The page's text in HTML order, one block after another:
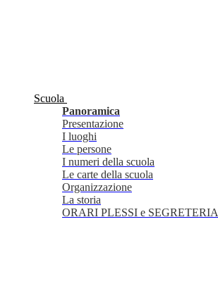
Scuola
Panoramica
Presentazione
I luoghi
Le persone
I numeri della scuola
Le carte della scuola
Organizzazione
La storia
ORARI PLESSI e SEGRETERIA